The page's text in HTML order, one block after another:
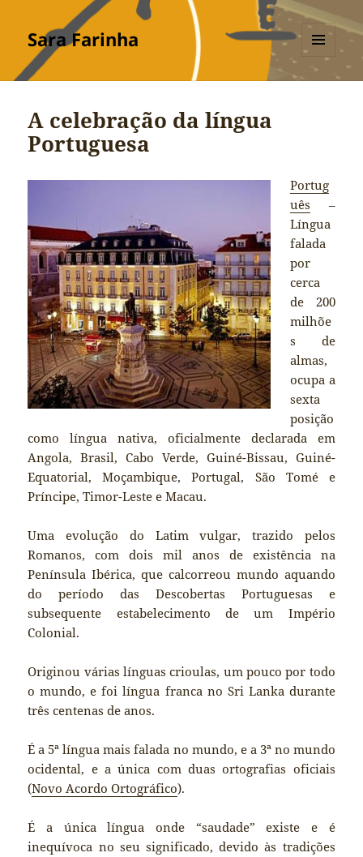
Sara Farinha
MENU
A celebração da língua
Portuguesa
Portug
uês –
Língua
falada
por
cerca
de 200
milhõe
s de
almas,
ocupa a
sexta
posição
como língua nativa, oficialmente declarada em
Angola, Brasil, Cabo Verde, Guiné-Bissau, Guiné-
Equatorial, Moçambique, Portugal, São Tomé e
Príncipe, Timor-Leste e Macau.
Uma evolução do Latim vulgar, trazido pelos
Romanos, com dois mil anos de existência na
Península Ibérica, que calcorreou mundo aquando
do período das Descobertas Portuguesas e
subsequente estabelecimento de um Império
Colonial.
Originou várias línguas crioulas, um pouco por todo
o mundo, e foi língua franca no Sri Lanka durante
três centenas de anos.
É a 5ª língua mais falada no mundo, e a 3ª no mundo
ocidental, e a única com duas ortografias oficiais
(Novo Acordo Ortográfico).
É a única língua onde “saudade” existe e é
inequívoca no seu significado, devido às tradições